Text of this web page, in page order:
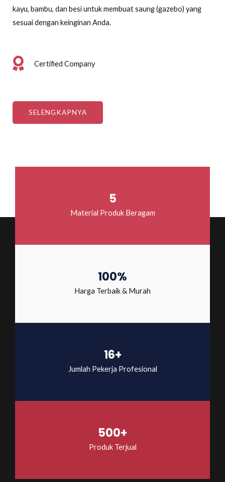
kayu, bambu, dan besi untuk membuat saung (gazebo) yang
sesuai dengan keinginan Anda.
Certified Company
SELENGKAPNYA
5
Material Produk Beragam
100%
Harga Terbaik & Murah
16+
Jumlah Pekerja Profesional
500+
Produk Terjual